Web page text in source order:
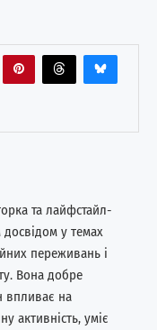
та лайфстайл-
у темах
переживань і
Вона добре
впливає на
активність, уміє